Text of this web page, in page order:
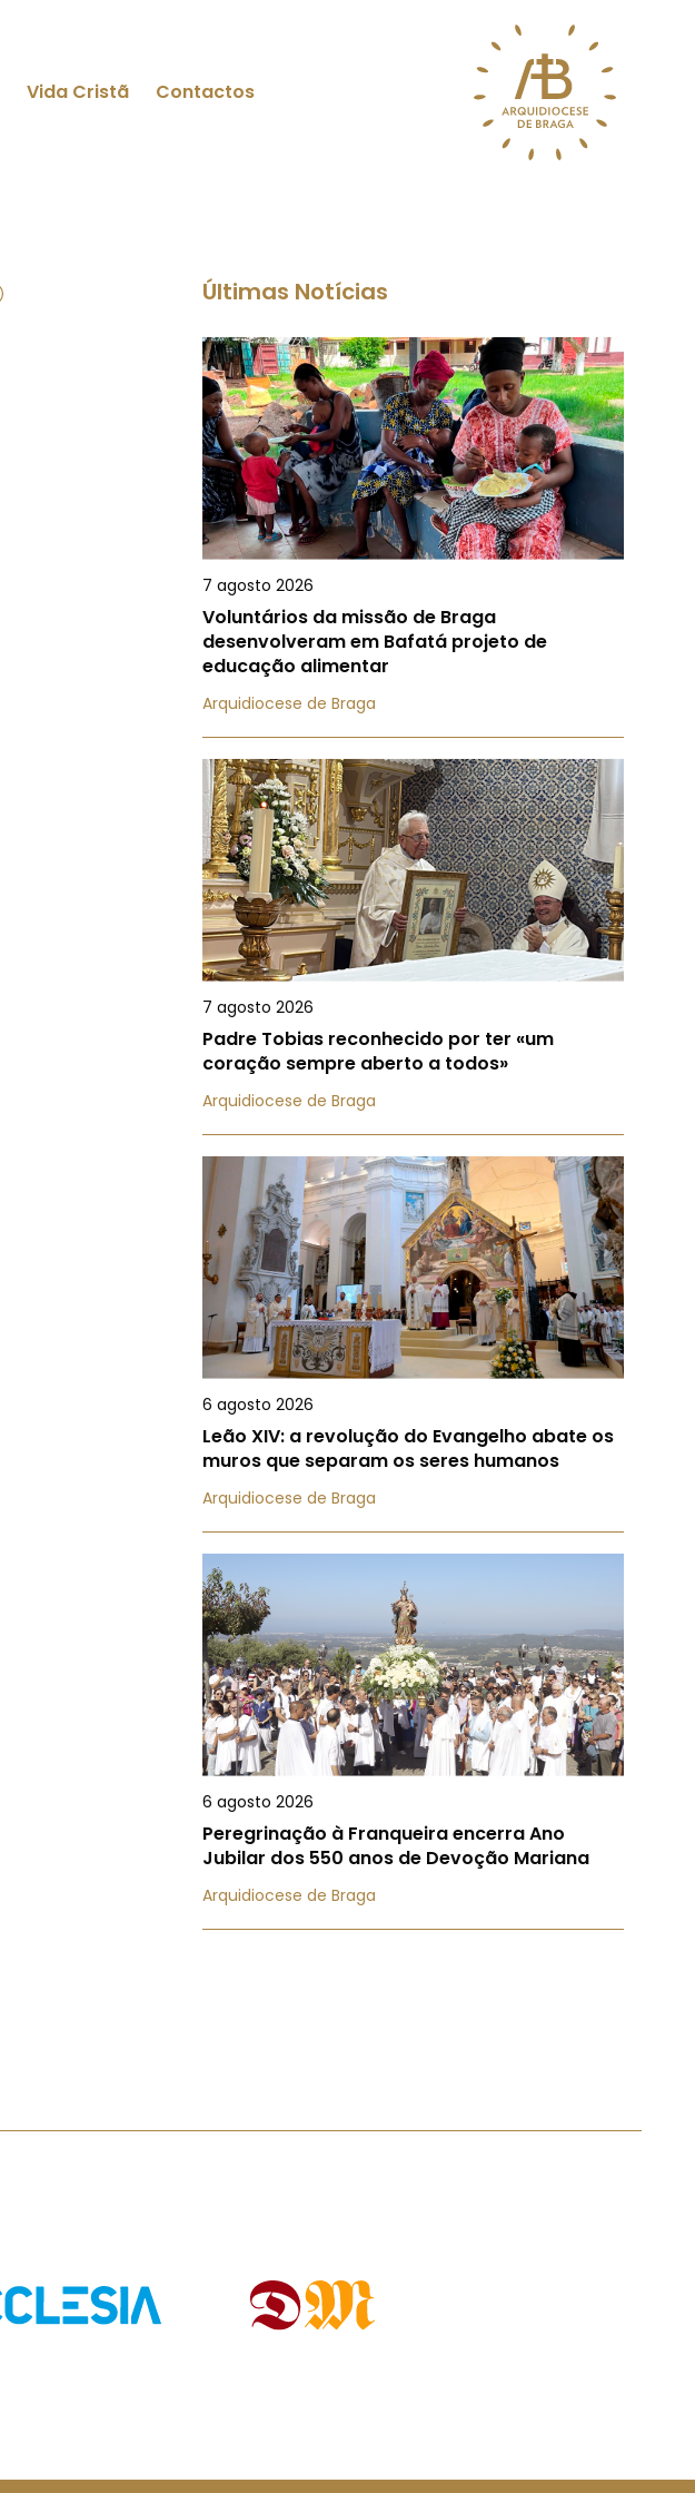
Vida Cristã Contactos
Últimas Notícias
7 agosto 2026
Voluntários da missão de Braga
desenvolveram em Bafatá projeto de
educação alimentar
Arquidiocese de Braga
7 agosto 2026
Padre Tobias reconhecido por ter «um
coração sempre aberto a todos»
Arquidiocese de Braga
6 agosto 2026
Leão XIV: a revolução do Evangelho abate os
muros que separam os seres humanos
Arquidiocese de Braga
6 agosto 2026
Peregrinação à Franqueira encerra Ano
Jubilar dos 550 anos de Devoção Mariana
Arquidiocese de Braga